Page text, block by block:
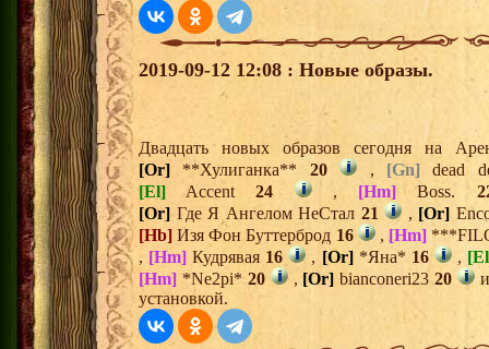
2019-09-12 12:08 : Новые образы.
Двадцать новых образов сегодня на
[Or] **Хулиганка** 20 , [Gn] dead
[El] Accent24 , [Hm] Boss.
[Or] Где Я Ангелом НеСтал 21 , [Or]
[Hb] Изя Фон Буттерброд 16 , [Hm]
, [Hm] Кудрявая 16 , [Or]*Яна* 16 ,
[Hm] *Ne2pi* 20 , [Or] bianconeri2320
установкой.